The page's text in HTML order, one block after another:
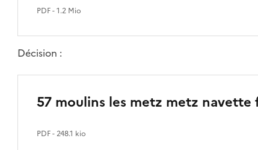
PDF- 1.2 Mio
Décision :
57 moulins les metz metz
PDF- 248.1 kio